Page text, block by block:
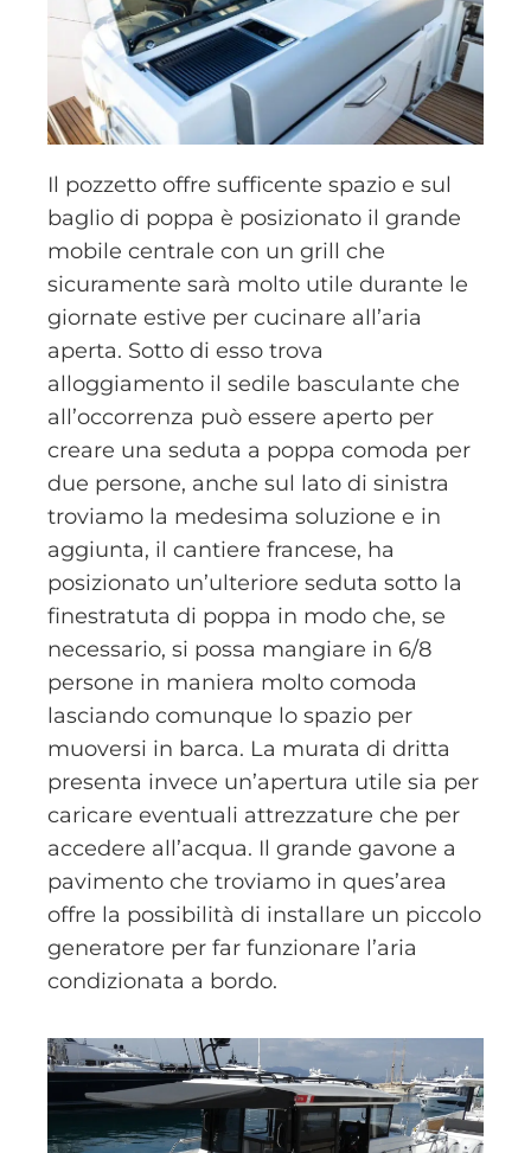
Il pozzetto offre sufficente spazio e sul
baglio di poppa è posizionato il grande
mobile centrale con un grill che
sicuramente sarà molto utile durante le
giornate estive per cucinare all’aria
aperta. Sotto di esso trova
alloggiamento il sedile basculante che
all’occorrenza può essere aperto per
creare una seduta a poppa comoda per
due persone, anche sul lato di sinistra
troviamo la medesima soluzione e in
aggiunta, il cantiere francese, ha
posizionato un’ulteriore seduta sotto la
finestratuta di poppa in modo che, se
necessario, si possa mangiare in 6/8
persone in maniera molto comoda
lasciando comunque lo spazio per
muoversi in barca. La murata di dritta
presenta invece un’apertura utile sia per
caricare eventuali attrezzature che per
accedere all’acqua. Il grande gavone a
pavimento che troviamo in ques’area
offre la possibilità di installare un piccolo
generatore per far funzionare l’aria
condizionata a bordo.